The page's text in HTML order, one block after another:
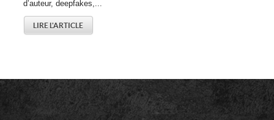
d’auteur, deepfakes,...
LIRE L'ARTICLE